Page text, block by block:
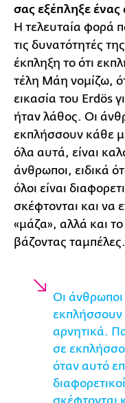
σας εξέπληξε
Η τελευταία φορά
τις δυνατότητές
έκπληξη το ότι
τέλη Μάη νομίζω,
εικασία του Erdös
ήταν λάθος. Οι
εκπλήσσουν κάθε
όλα αυτά, είναι
άνθρωποι, ειδικά
όλοι είναι
σκέφτονται και να
«μάζα», αλλά και
βάζοντας ταμπέλες.
Οι άνθρωποι
αρνητικά.
σε
όταν αυτό
σκέφτονται